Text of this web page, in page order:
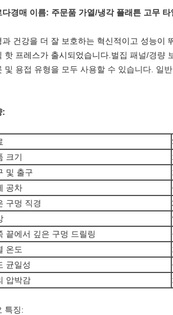
다경매 이름: 주문품 가열/냉각 플래튼 고무
과 건강을 더 잘 보호하는 혁신적이고 성능이
핫 프레스가 출시되었습니다. 벌집 패널/경량
및 용접 유형을 모두 사용할 수 있습니다. 일
:
크기
및 출구
공차
구멍 직경
끝에서 깊은 구멍 드릴링
온도
균일성
압박감
특징: